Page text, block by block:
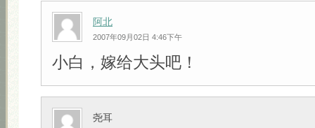
阿北
2007年09月02日 4:46下午
小白，嫁给大头吧！
尧耳